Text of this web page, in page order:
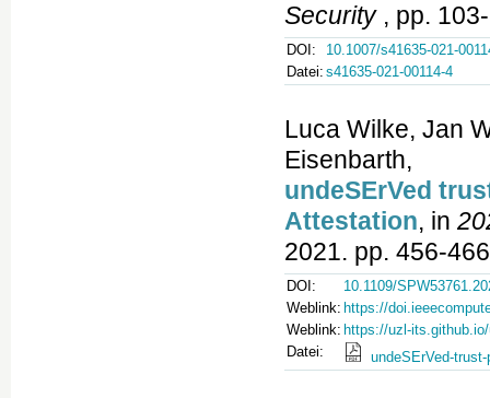
Security, pp.
DOI:
10.1007/s41635-021-
Datei: s41635-021-00114-4
Luca Wilke, Jan
Eisenbarth,
undeSErVed
Attestation, in
2021. pp. 456-
DOI:
10.1109/
Weblink: https://
Weblink: https://uzl-
Datei:
undeSErVed-trust-